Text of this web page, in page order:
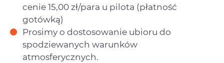
cenie 15,00 zł/para u pilota (płatność
gotówką)
Prosimy o dostosowanie ubioru do
spodziewanych warunków
atmosferycznych.